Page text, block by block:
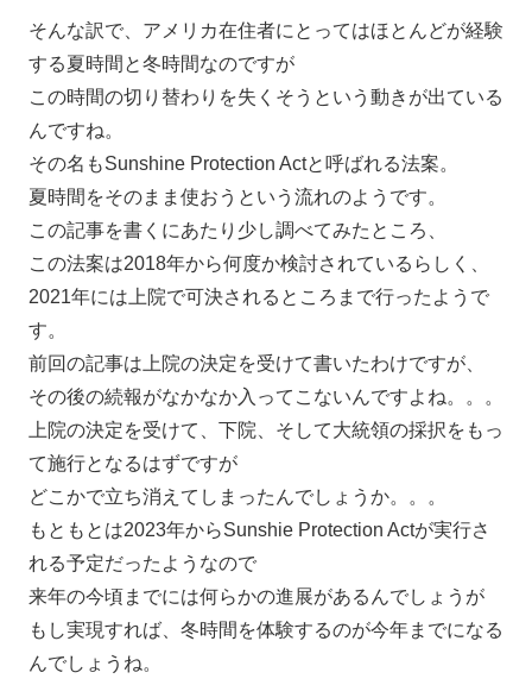
そんな訳で、アメリカ在住者にとってはほとんどが経験
する夏時間と冬時間なのですが
この時間の切り替わりを失くそうという動きが出ている
んですね。
その名もSunshine Protection Actと呼ばれる法案。
夏時間をそのまま使おうという流れのようです。
この記事を書くにあたり少し調べてみたところ、
この法案は2018年から何度か検討されているらしく、
2021年には上院で可決されるところまで行ったようで
す。
前回の記事は上院の決定を受けて書いたわけですが、
その後の続報がなかなか入ってこないんですよね。。。
上院の決定を受けて、下院、そして大統領の採択をもっ
て施行となるはずですが
どこかで立ち消えてしまったんでしょうか。。。
もともとは2023年からSunshie Protection Actが実行さ
れる予定だったようなので
来年の今頃までには何らかの進展があるんでしょうが
もし実現すれば、冬時間を体験するのが今年までになる
んでしょうね。